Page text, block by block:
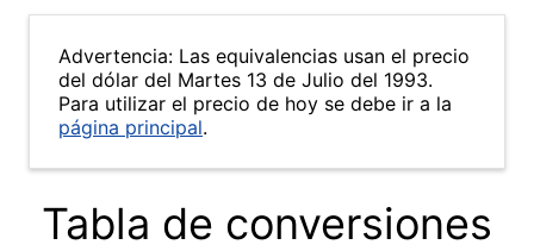
Advertencia: Las equivalencias usan el precio
del dólar del Martes 13 de Julio del 1993.
Para utilizar el precio de hoy se debe ir a la
página principal.
Tabla de conversiones